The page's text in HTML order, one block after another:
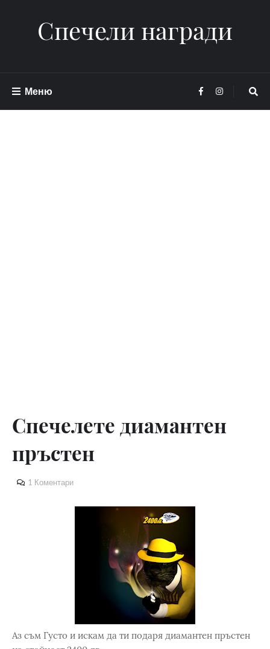
Спечели награди
Меню
Спечелете диамантен
пръстен
1 Коментари
Аз съм Густо и искам да ти подаря диамантен пръстен